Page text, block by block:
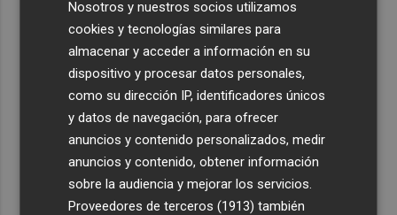
Nosotros y nuestros socios utilizamos
cookies y tecnologías similares para
almacenar y acceder a información en su
dispositivo y procesar datos personales,
como su dirección IP, identificadores únicos
y datos de navegación, para ofrecer
anuncios y contenido personalizados, medir
anuncios y contenido, obtener información
sobre la audiencia y mejorar los servicios.
Proveedores de terceros (1913) también